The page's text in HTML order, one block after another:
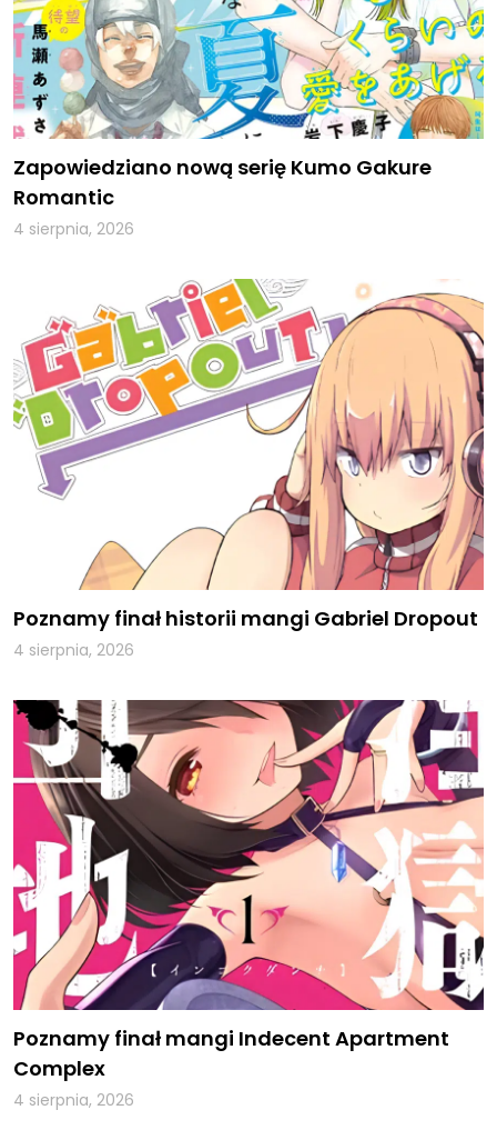
Zapowiedziano nową serię Kumo Gakure
Romantic
4 sierpnia, 2026
Poznamy finał historii mangi Gabriel Dropout
4 sierpnia, 2026
Poznamy finał mangi Indecent Apartment
Complex
4 sierpnia, 2026